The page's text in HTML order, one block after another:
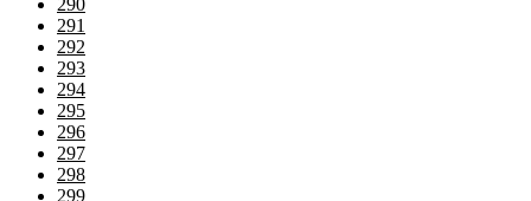
290
291
292
293
294
295
296
297
298
299